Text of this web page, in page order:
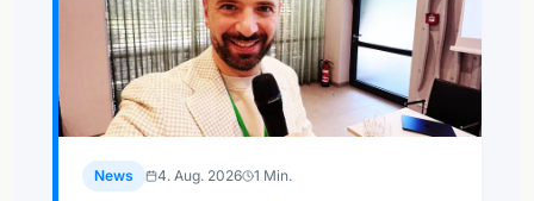
News 4. Aug. 2026 1 Min.